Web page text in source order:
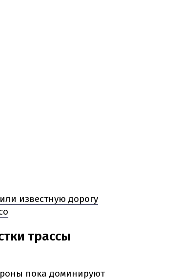
известную дорогу
трассы
пока доминируют